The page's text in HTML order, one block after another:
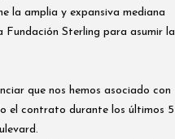
la amplia y expansiva mediana
Sterling para asumir la
que nos hemos asociado con
el contrato durante los últimos 5